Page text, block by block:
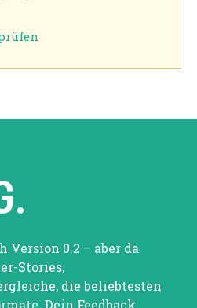
0.2 – aber da
Stories,
die beliebtesten
Dein Feedback